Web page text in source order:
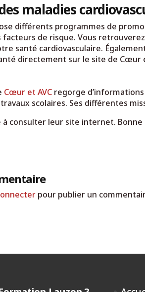
maladies
différents programmes de
facteurs de risque. Vous
santé cardiovasculaire.
directement sur le site de Cœur
Cœur et AVC regorge
scolaires. Ses différentes
à consulter leur site internet.
pour publier un